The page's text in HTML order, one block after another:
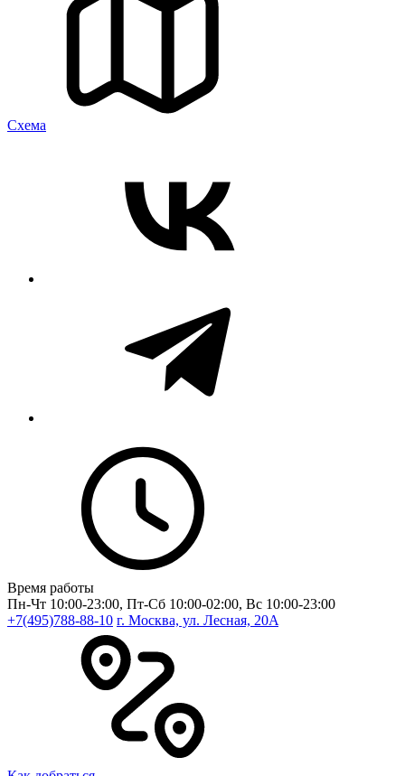
Cхема
Время работы
Пн-Чт 10:00-23:00, Пт-Сб 10:00-02:00, Вс 10:00-23:00
+7(495)788-88-10 г. Москва, ул. Лесная, 20A